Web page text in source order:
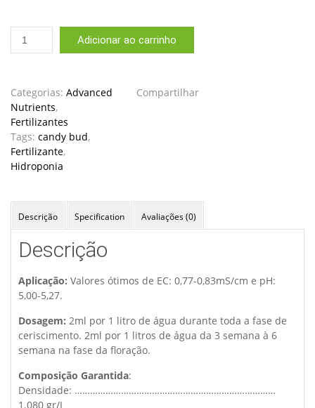
Nutrients
quantidade
Adicionar ao carrinho
Categorias: Advanced
Nutrients,
Fertilizantes
Tags: candy bud,
Fertilizante,
Hidroponia
Compartilhar
Descrição Specification Avaliações (0)
Descrição
Aplicação: Valores ótimos de EC: 0,77-0,83mS/cm e pH:
5,00-5,27.
Dosagem: 2ml por 1 litro de água durante toda a fase de
ceriscimento. 2ml por 1 litros de água da 3 semana à 6
semana na fase da floração.
Composição Garantida:
Densidade: ……………………………………………………………………
1.080 gr/L